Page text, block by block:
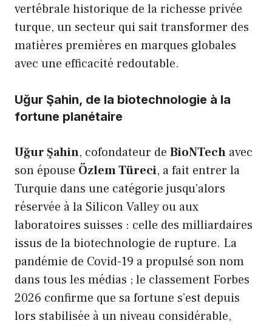
vertébrale historique de la richesse privée
turque, un secteur qui sait transformer des
matières premières en marques globales
avec une efficacité redoutable.
Uğur Şahin, de la biotechnologie à la
fortune planétaire
Uğur Şahin, cofondateur de BioNTech avec
son épouse Özlem Türeci, a fait entrer la
Turquie dans une catégorie jusqu’alors
réservée à la Silicon Valley ou aux
laboratoires suisses : celle des milliardaires
issus de la biotechnologie de rupture. La
pandémie de Covid-19 a propulsé son nom
dans tous les médias ; le classement Forbes
2026 confirme que sa fortune s’est depuis
lors stabilisée à un niveau considérable,